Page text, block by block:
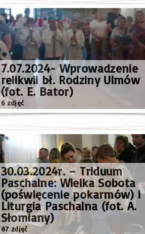
7.07.2024- Wprowadzenie
relikwii bł. Rodziny Ulmów
(fot. E. Bator)
6 zdjęć
30.03.2024r. – Triduum
Paschalne: Wielka Sobota
(poświęcenie pokarmów) i
Liturgia Paschalna (fot. A.
Słomiany)
87 zdjęć